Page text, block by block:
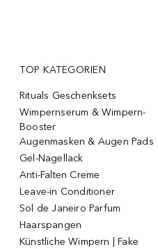
TOP KATEGORIEN
Rituals Geschenksets
Wimpernserum & Wimpern-
Booster
Augenmasken & Augen Pads
Gel-Nagellack
Anti-Falten Creme
Leave-in Conditioner
Sol de Janeiro Parfum
Haarspangen
Künstliche Wimpern | Fake